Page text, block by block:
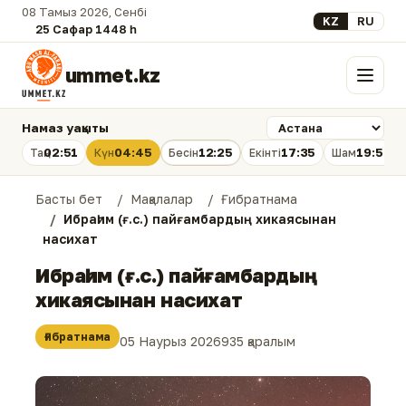
08 Тамыз 2026, Сенбі
25 Сафар 1448 һ.
Select your
KZ RU
ummet.kz Мәзір
Намаз уақыты
Таң02:51 Күн04:45 Бесін12:25 Екінті17:35 Шам19:54
Басты бет Мақалалар
Ғибратнама
Ибраһим (ғ.с.) пайғамбардың хикаясынан
насихат
Ибраһим (ғ.с.) пайғамбардың
хикаясынан насихат
Ғибратнама 05 Наурыз 2026935 қаралым